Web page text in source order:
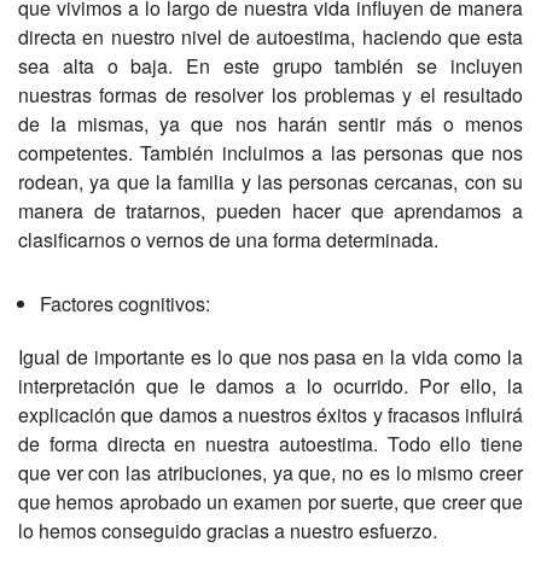
que vivimos a lo largo de nuestra vida influyen de manera
directa en nuestro nivel de autoestima, haciendo que esta
sea alta o baja. En este grupo también se incluyen
nuestras formas de resolver los problemas y el resultado
de la mismas, ya que nos harán sentir más o menos
competentes. También incluimos a las personas que nos
rodean, ya que la familia y las personas cercanas, con su
manera de tratarnos, pueden hacer que aprendamos a
clasificarnos o vernos de una forma determinada.
Factores cognitivos:
Igual de importante es lo que nos pasa en la vida como la
interpretación que le damos a lo ocurrido. Por ello, la
explicación que damos a nuestros éxitos y fracasos influirá
de forma directa en nuestra autoestima. Todo ello tiene
que ver con las atribuciones, ya que, no es lo mismo creer
que hemos aprobado un examen por suerte, que creer que
lo hemos conseguido gracias a nuestro esfuerzo.